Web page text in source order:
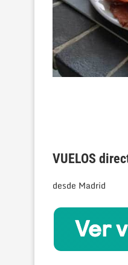
VUELOS
desde Madrid